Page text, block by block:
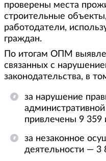
проверены места
строительные
работодатели,
граждан.
По итогам ОПМ
связанных с
законодательства, в
за нарушение
привлечены 9 359
за незаконное
деятельности — 3